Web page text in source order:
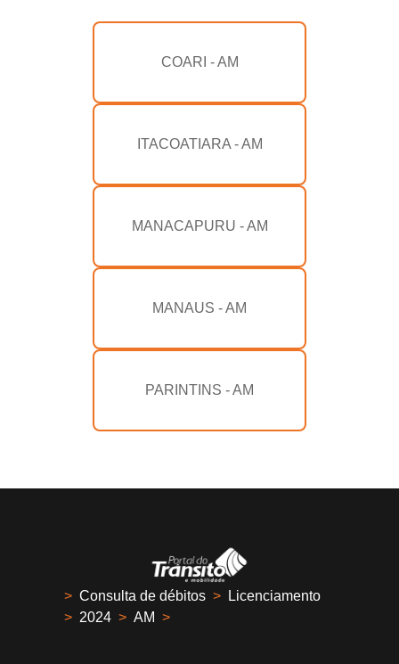
COARI - AM
ITACOATIARA - AM
MANACAPURU - AM
MANAUS - AM
PARINTINS - AM
> Consulta de débitos >
Licenciamento
> 2024 > AM >